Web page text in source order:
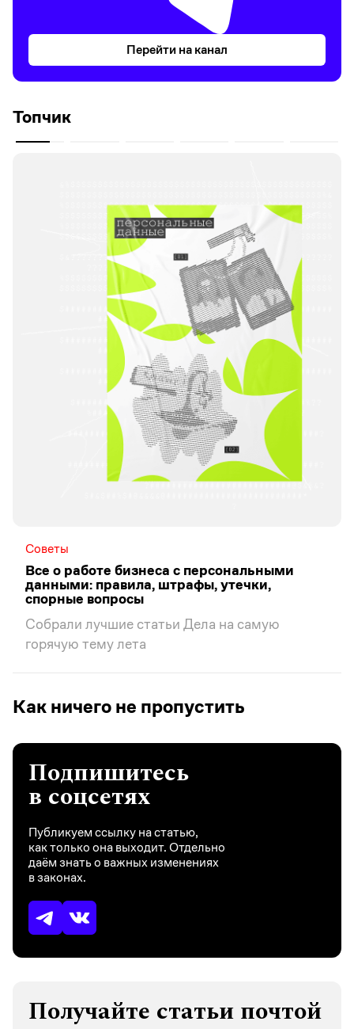
Перейти на канал
Топчик
Советы
Все о работе бизнеса с персональными
данными: правила, штрафы, утечки,
спорные вопросы
Собрали лучшие статьи Дела на самую
горячую тему лета
Как ничего не пропустить
Подпишитесь
в соцсетях
Публикуем ссылку на статью,
как только она выходит. Отдельно
даём знать о важных изменениях
в законах.
Получайте статьи почтой